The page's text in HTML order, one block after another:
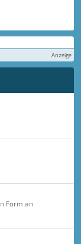
Anzeige
Form an